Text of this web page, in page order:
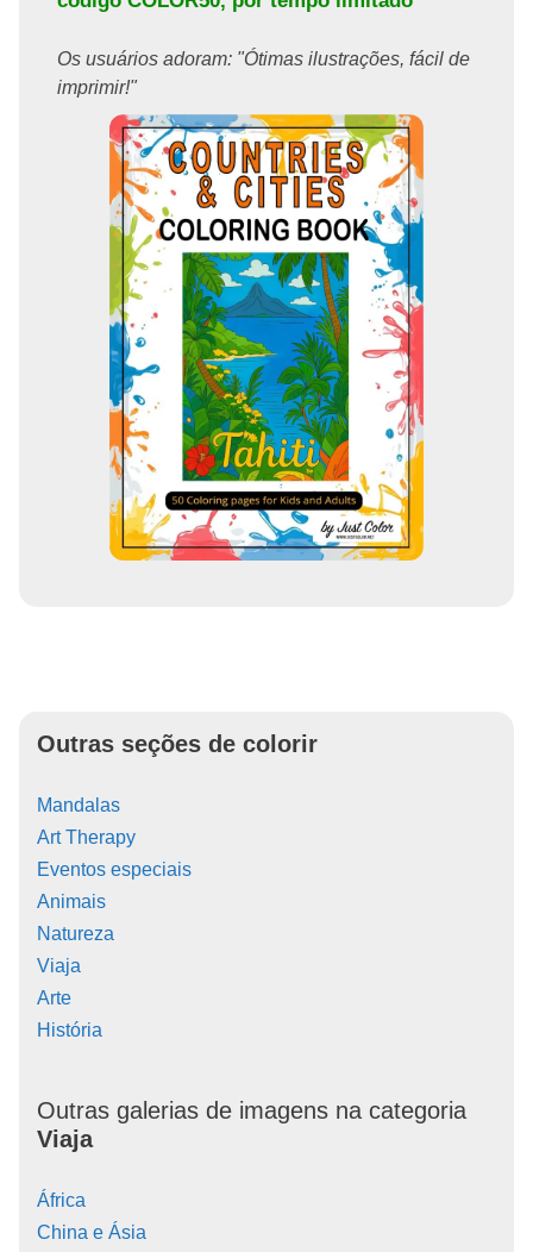
Os usuários adoram: "Ótimas ilustrações, fácil de
imprimir!"
Outras seções de colorir
Mandalas
Art Therapy
Eventos especiais
Animais
Natureza
Viaja
Arte
História
Outras galerias de imagens na categoria
Viaja
África
China e Ásia